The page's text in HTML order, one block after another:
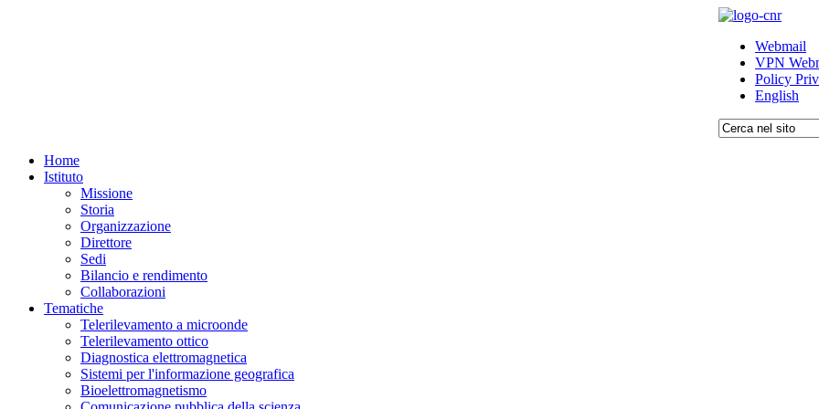
Webmail
VPN
Policy
English
Home
Istituto
Missione
Storia
Organizzazione
Direttore
Sedi
Bilancio e rendimento
Collaborazioni
Tematiche
Telerilevamento a microonde
Telerilevamento ottico
Diagnostica elettromagnetica
Sistemi per l'informazione geografica
Bioelettromagnetismo